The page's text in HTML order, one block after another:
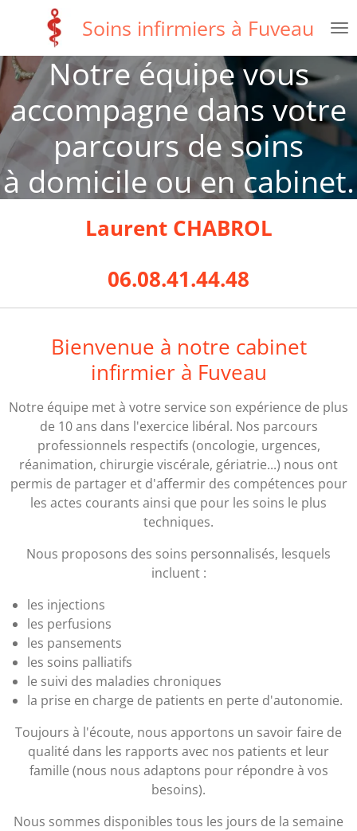
contenu
principal
Soins infirmiers à Fuveau
Notre équipe vous
accompagne dans votre
parcours de soins
à domicile ou en cabinet.
Laurent CHABROL
06.08.41.44.48
Bienvenue à notre cabinet
infirmier à Fuveau
Notre équipe met à votre service son expérience de plus
de 10 ans dans l'exercice libéral. Nos parcours
professionnels respectifs (oncologie, urgences,
réanimation, chirurgie viscérale, gériatrie...) nous ont
permis de partager et d'affermir des compétences pour
les actes courants ainsi que pour les soins le plus
techniques.
Nous proposons des soins personnalisés, lesquels
incluent :
les injections
les perfusions
les pansements
les soins palliatifs
le suivi des maladies chroniques
la prise en charge de patients en perte d'autonomie.
Toujours à l'écoute, nous apportons un savoir faire de
qualité dans les rapports avec nos patients et leur
famille (nous nous adaptons pour répondre à vos
besoins).
Nous sommes disponibles tous les jours de la semaine